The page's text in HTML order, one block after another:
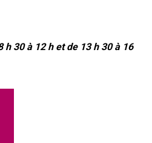
h 30 à 12 h et de 13 h 30 à 16